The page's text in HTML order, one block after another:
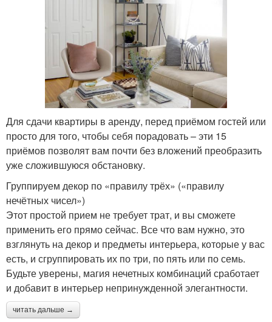
Для сдачи квартиры в аренду, перед приёмом гостей или
просто для того, чтобы себя порадовать – эти 15
приёмов позволят вам почти без вложений преобразить
уже сложившуюся обстановку.
Группируем декор по «правилу трёх» («правилу
нечётных чисел»)
Этот простой прием не требует трат, и вы сможете
применить его прямо сейчас. Все что вам нужно, это
взглянуть на декор и предметы интерьера, которые у вас
есть, и сгруппировать их по три, по пять или по семь.
Будьте уверены, магия нечетных комбинаций сработает
и добавит в интерьер непринужденной элегантности.
читать дальше →